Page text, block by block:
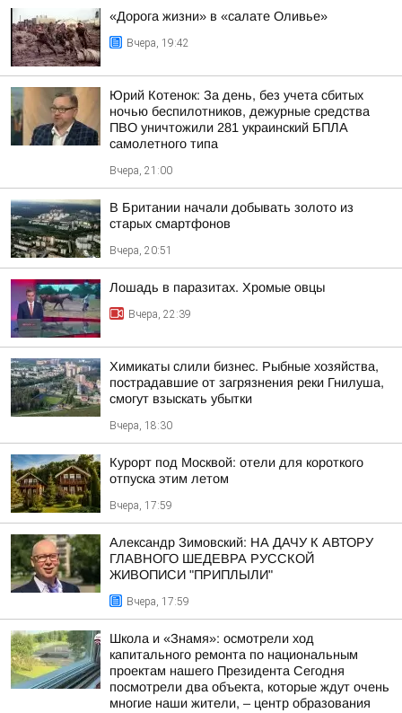
«Дорога жизни» в «салате Оливье»
Вчера, 19:42
Юрий Котенок: За день, без учета сбитых
ночью беспилотников, дежурные средства
ПВО уничтожили 281 украинский БПЛА
самолетного типа
Вчера, 21:00
В Британии начали добывать золото из
старых смартфонов
Вчера, 20:51
Лошадь в паразитах. Хромые овцы
Вчера, 22:39
Химикаты слили бизнес. Рыбные хозяйства,
пострадавшие от загрязнения реки Гнилуша,
смогут взыскать убытки
Вчера, 18:30
Курорт под Москвой: отели для короткого
отпуска этим летом
Вчера, 17:59
Александр Зимовский: НА ДАЧУ К АВТОРУ
ГЛАВНОГО ШЕДЕВРА РУССКОЙ
ЖИВОПИСИ "ПРИПЛЫЛИ"
Вчера, 17:59
Школа и «Знамя»: осмотрели ход
капитального ремонта по национальным
проектам нашего Президента Сегодня
посмотрели два объекта, которые ждут очень
многие наши жители, – центр образования